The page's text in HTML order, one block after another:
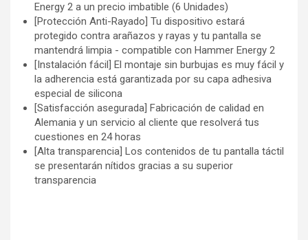
Energy 2 a un precio imbatible (6 Unidades)
[Protección Anti-Rayado] Tu dispositivo estará
protegido contra arañazos y rayas y tu pantalla se
mantendrá limpia - compatible con Hammer Energy 2
[Instalación fácil] El montaje sin burbujas es muy fácil y
la adherencia está garantizada por su capa adhesiva
especial de silicona
[Satisfacción asegurada] Fabricación de calidad en
Alemania y un servicio al cliente que resolverá tus
cuestiones en 24 horas
[Alta transparencia] Los contenidos de tu pantalla táctil
se presentarán nítidos gracias a su superior
transparencia